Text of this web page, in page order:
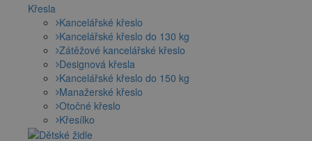
Křesla
Kancelářské křeslo
Kancelářské křeslo do 130 kg
Zátěžové kancelářské křeslo
Designová křesla
Kancelářské křeslo do 150 kg
Manažerské křeslo
Otočné křeslo
Křesílko